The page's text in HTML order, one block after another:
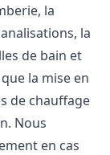
la
la
de bain et
la mise en
de chauffage
Nous
en cas